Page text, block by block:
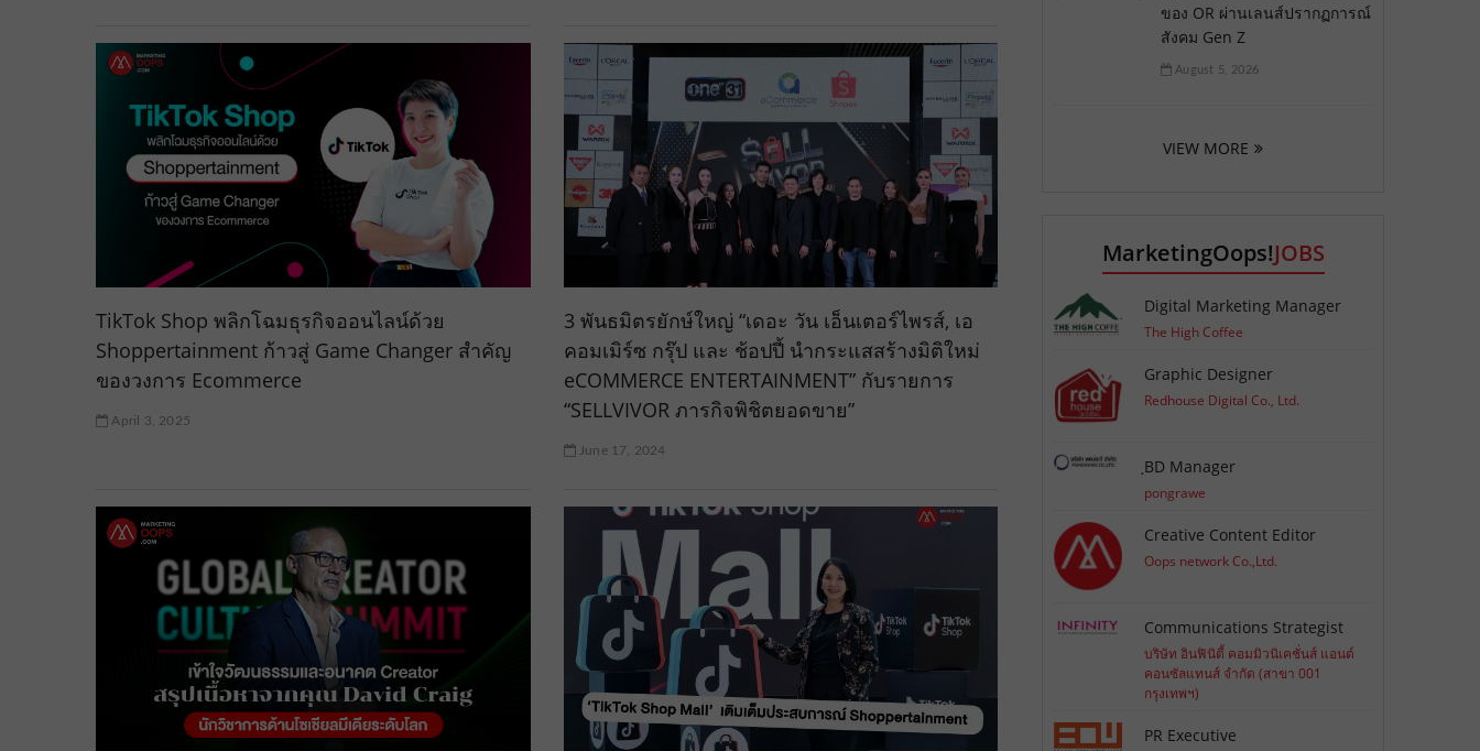
TikTok Shop พลิกโฉมธุรกิจออนไลน์ด้วย
Shoppertainment ก้าวสู่ Game Changer สำคัญ
ของวงการ Ecommerce
April 3, 2025
3 พันธมิตรยักษ์ใหญ่ “เดอะ วัน เอ็นเตอร์ไพรส์, เอ
คอมเมิร์ซ กรุ๊ป และ ช้อปปี้ นำกระแสสร้างมิติใหม่
eCOMMERCE ENTERTAINMENT” กับรายการ
“SELLVIVOR ภารกิจพิชิตยอดขาย”
June 17, 2024
ของ OR ผ่านเลนส์ปรากฏการณ์
สังคม Gen Z
August 5, 2026
VIEW MORE
MarketingOops!JOBS
Digital Marketing Manager
The High Coffee
Graphic Designer
Redhouse Digital Co., Ltd.
ฺBD Manager
pongrawe
Creative Content Editor
Oops network Co.,Ltd.
Communications Strategist
บริษัท อินฟินิตี้ คอมมิวนิเคชั่นส์ แอนด์
คอนซัลแทนส์ จำกัด (สาขา 001
กรุงเทพฯ)
PR Executive